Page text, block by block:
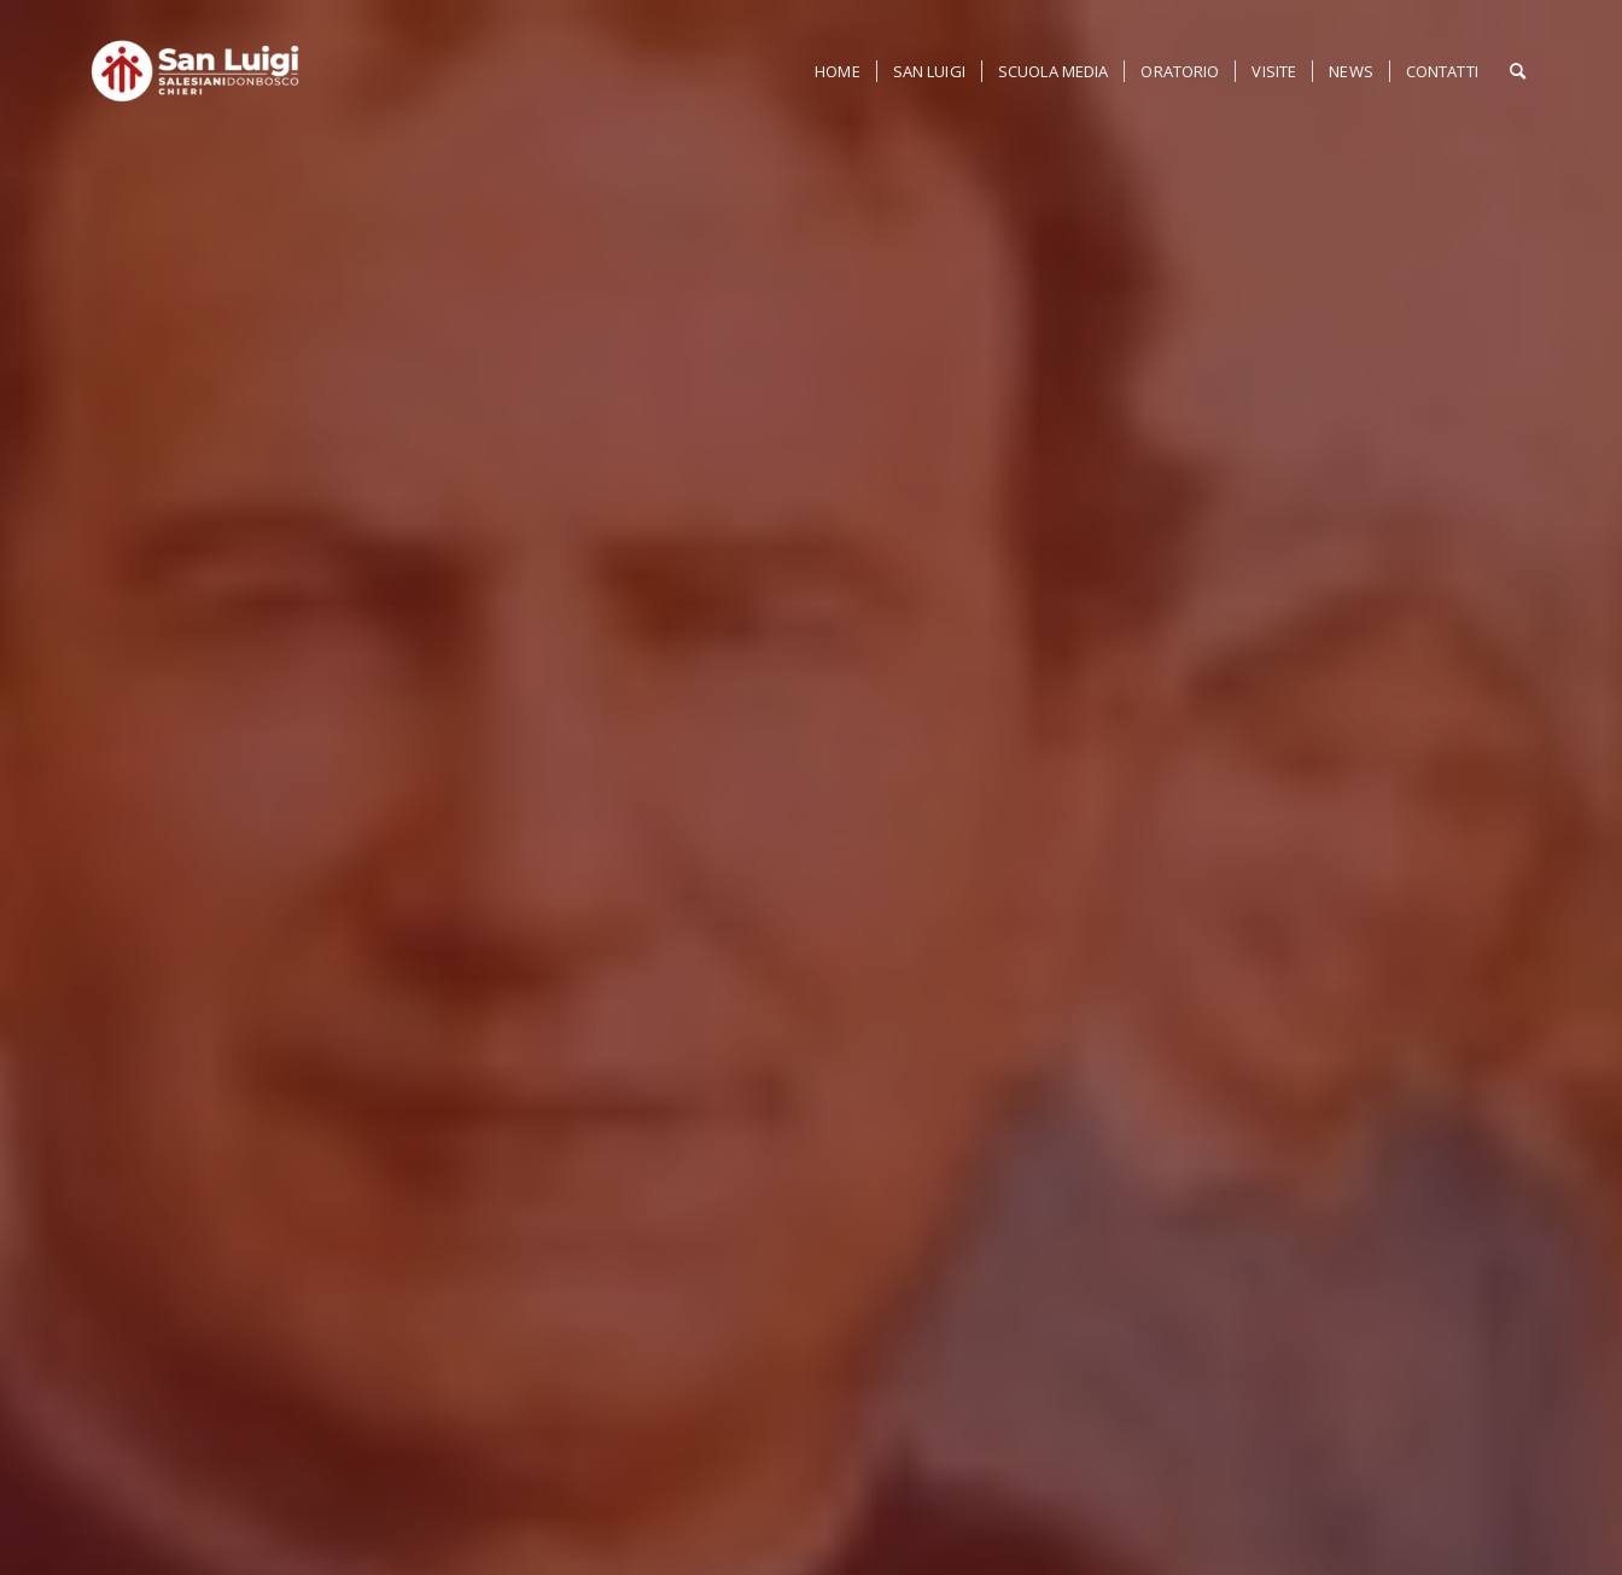
HOME SAN LUIGI SCUOLA MEDIA ORATORIO VISITE NEWS CONTATTI